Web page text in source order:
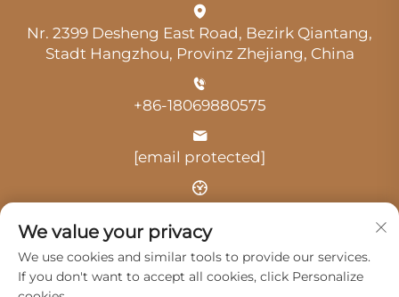
Nr. 2399 Desheng East Road, Bezirk Qiantang,
Stadt Hangzhou, Provinz Zhejiang, China
+86-18069880575
[email protected]
We value your privacy
We use cookies and similar tools to provide our services.
If you don't want to accept all cookies, click Personalize